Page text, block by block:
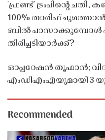
'ഫ്രണ്ട്' ട്രംപിന്റെ ചതി,
100% താരിഫ്
ബിൽ പാസാക്കുമ്പോൾ
തിരിച്ചടിയാർക്ക്?
ഓപ്പറേഷൻ തൂഫാൻ;
എംഡിഎംഎയുമായി 3
Recommended